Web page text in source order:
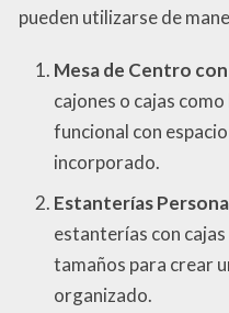
pueden utilizarse de
Mesa de Centro
cajones o cajas
funcional con
incorporado.
Estanterías
estanterías con
tamaños para crear
organizado.